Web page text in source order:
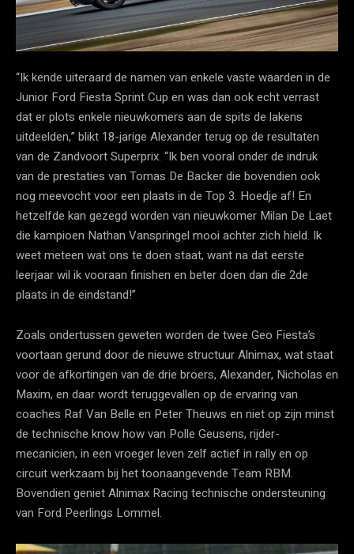
“Ik kende uiteraard de namen van enkele vaste waarden in de
Junior Ford Fiesta Sprint Cup en was dan ook echt verrast
dat er plots enkele nieuwkomers aan de spits de lakens
uitdeelden,” blikt 18-jarige Alexander terug op de resultaten
van de Zandvoort Superprix. “Ik ben vooral onder de indruk
van de prestaties van Tomas De Backer die bovendien ook
nog meevocht voor een plaats in de Top 3. Hoedje af! En
hetzelfde kan gezegd worden van nieuwkomer Milan De Laet
die kampioen Nathan Vanspringel mooi achter zich hield. Ik
weet meteen wat ons te doen staat, want na dat eerste
leerjaar wil ik vooraan finishen en beter doen dan die 2de
plaats in de eindstand!”
Zoals ondertussen geweten worden de twee Geo Fiesta’s
voortaan gerund door de nieuwe structuur Alnimax, wat staat
voor de afkortingen van de drie broers, Alexander, Nicholas en
Maxim, en daar wordt teruggevallen op de ervaring van
coaches Raf Van Belle en Peter Theuws en niet op zijn minst
de technische know how van Polle Geusens, rijder-
mecanicien, in een vroeger leven zelf actief in rally en op
circuit werkzaam bij het toonaangevende Team RBM.
Bovendien geniet Alnimax Racing technische ondersteuning
van Ford Peerlings Lommel.